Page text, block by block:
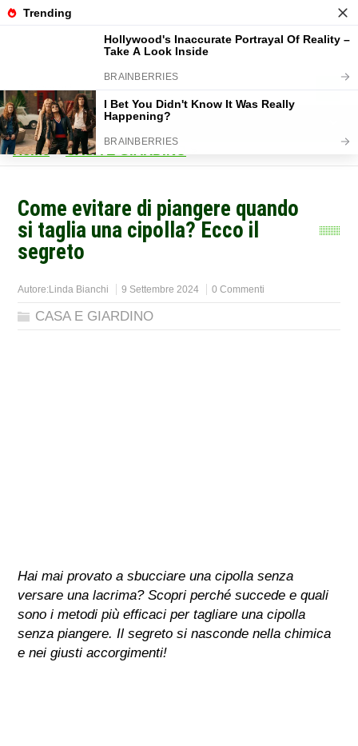
Home> CASA E GIARDINO
Come evitare di piangere quando
si taglia una cipolla? Ecco il
segreto
Autore:Linda Bianchi 9 Settembre 2024 0 Commenti
CASA E GIARDINO
Hai mai provato a sbucciare una cipolla senza
versare una lacrima? Scopri perché succede e quali
sono i metodi più efficaci per tagliare una cipolla
senza piangere. Il segreto si nasconde nella chimica
e nei giusti accorgimenti!